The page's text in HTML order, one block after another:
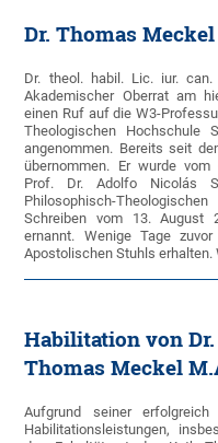
Dr. Thomas
Dr. theol. habil. Lic. iur.
Akademischer Oberrat am
einen Ruf auf die W3-
Theologischen Hochschule
angenommen. Bereits seit
übernommen. Er wurde
Prof. Dr. Adolfo Nicolás
Philosophisch-
Schreiben vom 13. August
ernannt. Wenige Tage
Apostolischen Stuhls erhalten.
Habilitation von
Thomas Meckel
Aufgrund seiner
Habilitationsleistungen,